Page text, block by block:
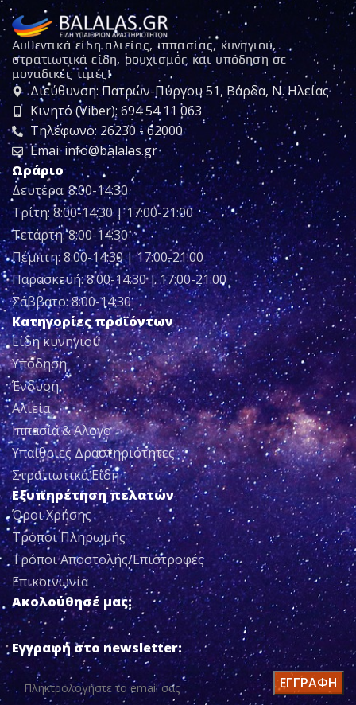
Αυθεντικά είδη αλιείας, ιππασίας, κυνηγιού,
στρατιωτικά είδη, ρουχισμός και υπόδηση σε
μοναδικές τιμές!
Διεύθυνση: Πατρών-Πύργου 51, Βάρδα, Ν. Ηλείας
Κινητό (Viber): 694 54 11 063
Τηλέφωνο: 26230 - 62000
Emai: info@balalas.gr
Ωράριο
Δευτέρα: 8:00-14:30
Τρίτη: 8:00-14:30 | 17:00-21:00
Τετάρτη: 8:00-14:30
Πέμπτη: 8:00-14:30 | 17:00-21:00
Παρασκευή: 8:00-14:30 | 17:00-21:00
Σάββατο: 8:00-14:30
Κατηγορίες προϊόντων
Είδη κυνηγιού
Υπόδηση
Ένδυση
Αλιεία
Ιππασία & Άλογο
Υπαίθριες Δραστηριότητες
Στρατιωτικά Είδη
Εξυπηρέτηση πελατών
Όροι Χρήσης
Τρόποι Πληρωμής
Τρόποι Αποστολής/Επιστροφές
Επικοινωνία
Ακολούθησέ μας:
Εγγραφή στο newsletter: